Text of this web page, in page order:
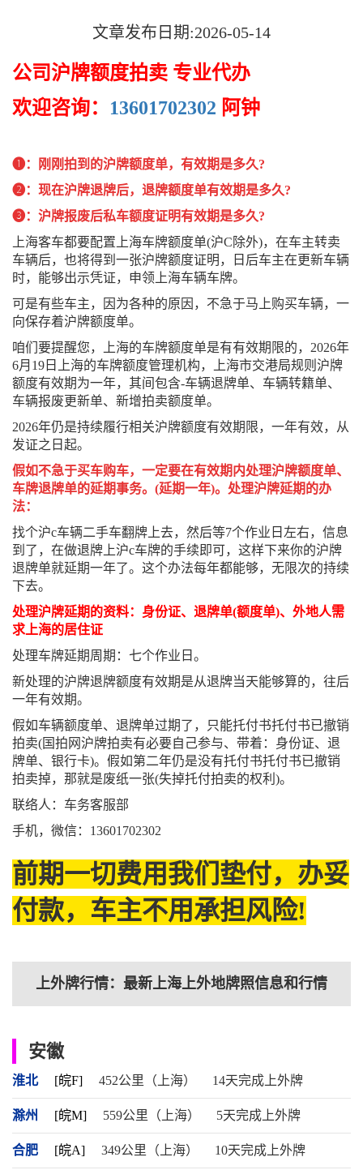
文章发布日期:2026-05-14
公司沪牌额度拍卖 专业代办
欢迎咨询： 13601702302 阿钟
❶：刚刚拍到的沪牌额度单，有效期是多久?
❷：现在沪牌退牌后，退牌额度单有效期是多久?
❸：沪牌报废后私车额度证明有效期是多久?
上海客车都要配置上海车牌额度单(沪C除外)，在车主转卖
车辆后，也将得到一张沪牌额度证明，日后车主在更新车辆
时，能够出示凭证，申领上海车辆车牌。
可是有些车主，因为各种的原因，不急于马上购买车辆，一
向保存着沪牌额度单。
咱们要提醒您，上海的车牌额度单是有有效期限的，2026年
6月19日上海的车牌额度管理机构，上海市交港局规则沪牌
额度有效期为一年，其间包含-车辆退牌单、车辆转籍单、
车辆报废更新单、新增拍卖额度单。
2026年仍是持续履行相关沪牌额度有效期限，一年有效，从
发证之日起。
假如不急于买车购车，一定要在有效期内处理沪牌额度单、
车牌退牌单的延期事务。(延期一年)。处理沪牌延期的办
法：
找个沪c车辆二手车翻牌上去，然后等7个作业日左右，信息
到了，在做退牌上沪c车牌的手续即可，这样下来你的沪牌
退牌单就延期一年了。这个办法每年都能够，无限次的持续
下去。
处理沪牌延期的资料：身份证、退牌单(额度单)、外地人需
求上海的居住证
处理车牌延期周期：七个作业日。
新处理的沪牌退牌额度有效期是从退牌当天能够算的，往后
一年有效期。
假如车辆额度单、退牌单过期了，只能托付书托付书已撤销
拍卖(国拍网沪牌拍卖有必要自己参与、带着：身份证、退
牌单、银行卡)。假如第二年仍是没有托付书托付书已撤销
拍卖掉，那就是废纸一张(失掉托付拍卖的权利)。
联络人：车务客服部
手机，微信：13601702302
前期一切费用我们垫付，办妥
付款，车主不用承担风险!
上外牌行情：最新上海上外地牌照信息和行情
安徽
淮北 [皖F] 452公里（上海） 14天完成上外牌
滁州 [皖M] 559公里（上海） 5天完成上外牌
合肥 [皖A] 349公里（上海） 10天完成上外牌